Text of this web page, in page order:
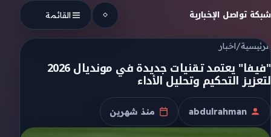
Skip to content
شبكة تواصل الإخبارية القائمة
الرئيسية/اخبار
"فيفا" يعتمد تقنيات جديدة في مونديال 2026
لتعزيز التحكيم وتحليل الأداء
الكاتب
abdulrahman
تاريخ النشر
منذ شهرين